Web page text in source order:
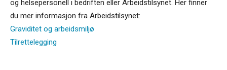
og helsepersonell i bedriften eller Arbeidstilsynet. Her finner
du mer informasjon fra Arbeidstilsynet:
Graviditet og arbeidsmiljø
Tilrettelegging